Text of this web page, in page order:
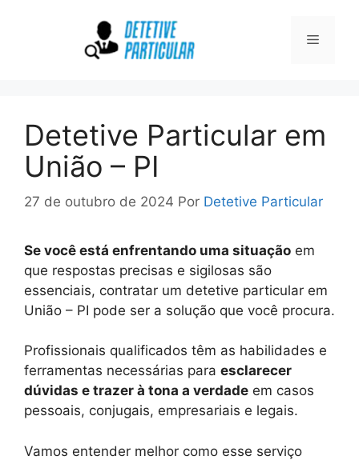
Menu
Detetive Particular em
União – PI
27 de outubro de 2024 Por Detetive Particular
Se você está enfrentando uma situação em
que respostas precisas e sigilosas são
essenciais, contratar um detetive particular em
União – PI pode ser a solução que você procura.
Profissionais qualificados têm as habilidades e
ferramentas necessárias para esclarecer
dúvidas e trazer à tona a verdade em casos
pessoais, conjugais, empresariais e legais.
Vamos entender melhor como esse serviço